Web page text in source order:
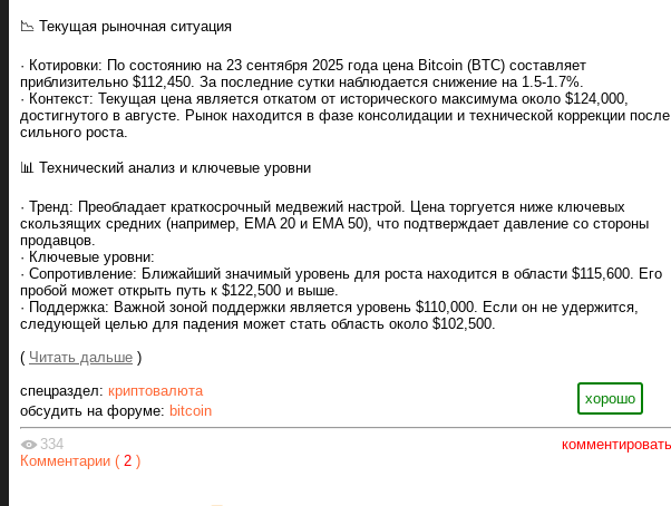
📉 Текущая рыночная ситуация
· Котировки: По состоянию на 23 сентября 2025 года цена Bitcoin (BTC) составляет
приблизительно $112,450. За последние сутки наблюдается снижение на 1.5-1.7%.
· Контекст: Текущая цена является откатом от исторического максимума около $124,000,
достигнутого в августе. Рынок находится в фазе консолидации и технической коррекции после
сильного роста.
📊 Технический анализ и ключевые уровни
· Тренд: Преобладает краткосрочный медвежий настрой. Цена торгуется ниже ключевых
скользящих средних (например, EMA 20 и EMA 50), что подтверждает давление со стороны
продавцов.
· Ключевые уровни:
· Сопротивление: Ближайший значимый уровень для роста находится в области $115,600. Его
пробой может открыть путь к $122,500 и выше.
· Поддержка: Важной зоной поддержки является уровень $110,000. Если он не удержится,
следующей целью для падения может стать область около $102,500.
( Читать дальше )
хорошо
спецраздел: криптовалюта
обсудить на форуме: bitcoin
комментировать
334
Комментарии ( 2 )